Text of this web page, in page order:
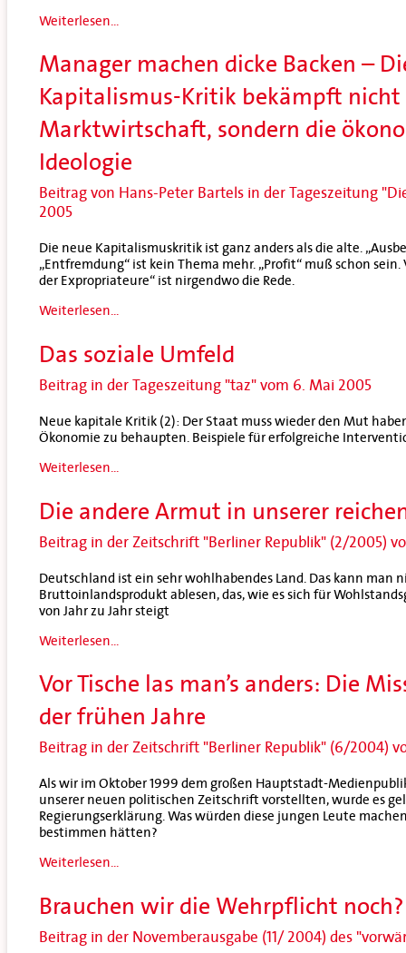
Weiterlesen...
Manager machen dicke Backen –
Kapitalismus-Kritik bekämpft nicht
Marktwirtschaft, sondern die
Ideologie
Beitrag von Hans-Peter Bartels in der Tageszeitung
2005
Die neue Kapitalismuskritik ist ganz anders als die alte.
„Entfremdung“ ist kein Thema mehr. „Profit“ muß schon sein.
der Expropriateure“ ist nirgendwo die Rede.
Weiterlesen...
Das soziale Umfeld
Beitrag in der Tageszeitung "taz" vom 6. Mai 2005
Neue kapitale Kritik (2): Der Staat muss wieder den Mut
Ökonomie zu behaupten. Beispiele für erfolgreiche
Weiterlesen...
Die andere Armut in unserer
Beitrag in der Zeitschrift "Berliner Republik" (2/2005)
Deutschland ist ein sehr wohlhabendes Land. Das kann man
Bruttoinlandsprodukt ablesen, das, wie es sich für
von Jahr zu Jahr steigt
Weiterlesen...
Vor Tische las man’s anders: Die
der frühen Jahre
Beitrag in der Zeitschrift "Berliner Republik" (6/2004)
Als wir im Oktober 1999 dem großen Hauptstadt-
unserer neuen politischen Zeitschrift vorstellten, wurde es
Regierungserklärung. Was würden diese jungen Leute
bestimmen hätten?
Weiterlesen...
Brauchen wir die Wehrpflicht noch?
Beitrag in der Novemberausgabe (11/ 2004) des